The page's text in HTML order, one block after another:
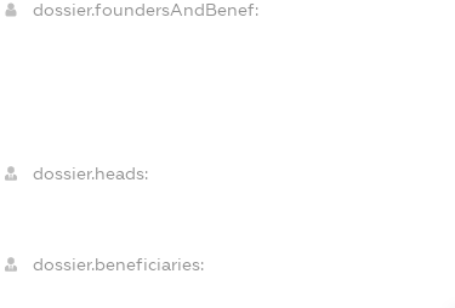
dossier.foundersAndBenef:
dossier.heads:
dossier.beneficiaries: